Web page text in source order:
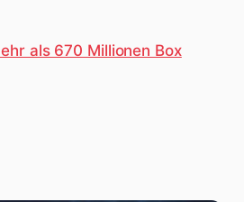
als 670 Millionen Box